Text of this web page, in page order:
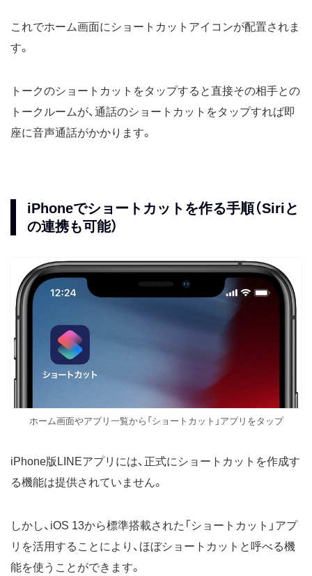
これでホーム画面にショートカットアイコンが配置されま
す。
トークのショートカットをタップすると直接その相手との
トークルームが、通話のショートカットをタップすれば即
座に音声通話がかかります。
iPhoneでショートカットを作る手順（Siriと
の連携も可能）
ホーム画面やアプリ一覧から「ショートカット」アプリをタップ
iPhone版LINEアプリには、正式にショートカットを作成す
る機能は提供されていません。
しかし、iOS 13から標準搭載された「ショートカット」アプ
リを活用することにより、ほぼショートカットと呼べる機
能を使うことができます。